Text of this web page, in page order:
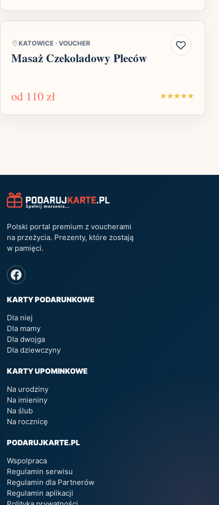
KATOWICE · VOUCHER
Masaż Czekoladowy Pleców
od 110 zł
Polski portal premium z voucherami
na przeżycia. Prezenty, które zostają
w pamięci.
KARTY PODARUNKOWE
Dla niej
Dla mamy
Dla dwojga
Dla dziewczyny
KARTY UPOMINKOWE
Na urodziny
Na imieniny
Na ślub
Na rocznicę
PODARUJKARTE.PL
Wspolpraca
Regulamin serwisu
Regulamin dla Partnerów
Regulamin aplikacji